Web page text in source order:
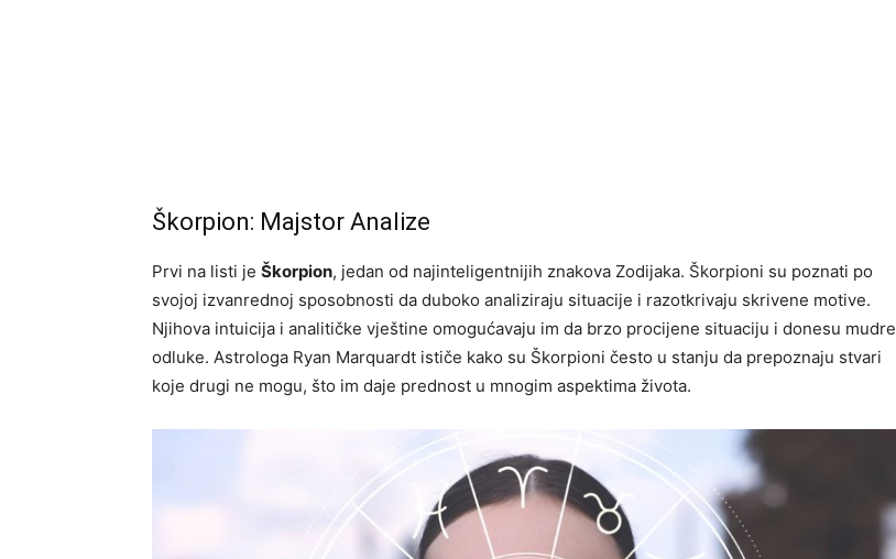
Škorpion: Majstor Analize
Prvi na listi je Škorpion, jedan od najinteligentnijih znakova Zodijaka. Škorpioni su poznati po
svojoj izvanrednoj sposobnosti da duboko analiziraju situacije i razotkrivaju skrivene motive.
Njihova intuicija i analitičke vještine omogućavaju im da brzo procijene situaciju i donesu mudre
odluke. Astrologa Ryan Marquardt ističe kako su Škorpioni često u stanju da prepoznaju stvari
koje drugi ne mogu, što im daje prednost u mnogim aspektima života.